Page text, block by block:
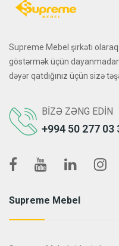
Supreme Mebel şirkəti
göstərmək üçün dayanmadan
dəyər qatdığınız üçün sizə
BIZƏ ZƏNG EDIN
+994 50 277 03
Supreme Mebel